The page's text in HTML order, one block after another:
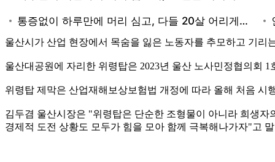
울산시가 산업 현장에서 목숨을 잃은 노동자를 추모하고 기리
울산대공원에 자리한 위령탑은 2023년 울산 노사민정협의회
위령탑 제막은 산업재해보상보험법 개정에 따라 올해 처음
김두겸 울산시장은 "위령탑은 단순한 조형물이 아니라 희생
경제적 도전 상황도 모두가 힘을 모아 함께 극복해나가자"고